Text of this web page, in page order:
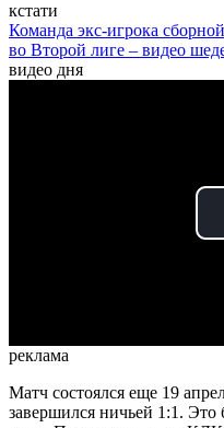
кстати
Команда экс-игрока
во Второй лиге – видео
видео дня
реклама
Матч состоялся еще 19
завершился ничьей 1:1.